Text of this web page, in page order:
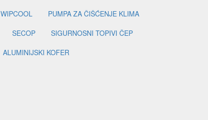
WIPCOOL
PUMPA ZA ČIŠĆENJE KLIMA
SECOP
SIGURNOSNI TOPIVI ČEP
ALUMINIJSKI KOFER